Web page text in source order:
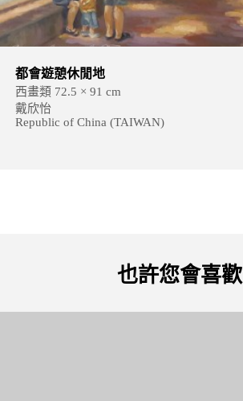
都會遊憩休閒地
西畫類 72.5 × 91 cm
戴欣怡
Republic of China (TAIWAN)
也許您會喜歡